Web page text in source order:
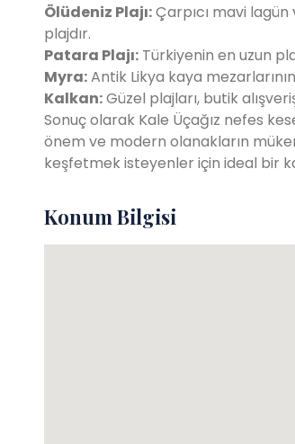
Ölüdeniz Plajı:Çarpıcı mavi
plajdır.
Patara Plajı:Türkiyenin en uzun
Myra:Antik Likya kaya
Kalkan:Güzel plajları, butik
Sonuç olarak Kale Üçağız nefes
önem ve modern olanakların
keşfetmek isteyenler için ideal bir
Konum Bilgisi